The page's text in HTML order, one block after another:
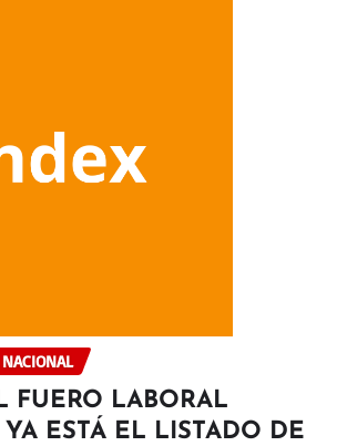
NACIONAL
FUERO LABORAL
ESTÁ EL LISTADO DE